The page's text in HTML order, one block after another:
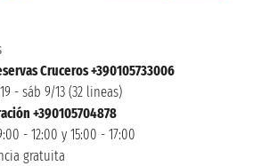
Cruceros +390105733006
- sáb 9/13 (32 lineas)
+390105704878
- 12:00 y 15:00 - 17:00
gratuita